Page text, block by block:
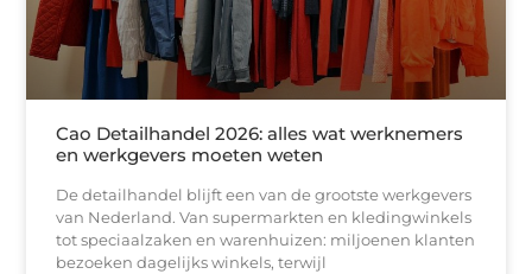
Cao Detailhandel 2026: alles wat werknemers
en werkgevers moeten weten
De detailhandel blijft een van de grootste werkgevers
van Nederland. Van supermarkten en kledingwinkels
tot speciaalzaken en warenhuizen: miljoenen klanten
bezoeken dagelijks winkels, terwijl